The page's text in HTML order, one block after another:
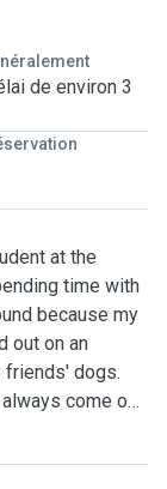
de environ 3
at the
time with
because my
out on an
friends' dogs.
come out
I'm here. I
of the week,